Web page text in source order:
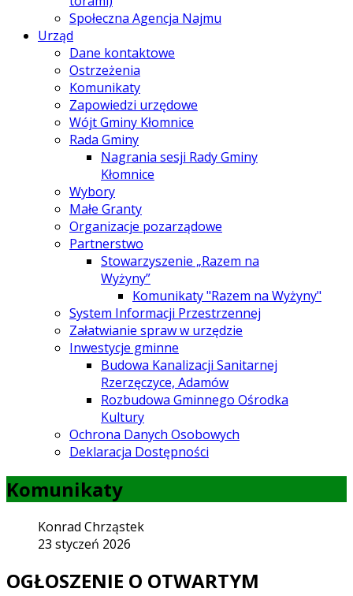
Społeczna Agencja Najmu
Urząd
Dane kontaktowe
Ostrzeżenia
Komunikaty
Zapowiedzi urzędowe
Wójt Gminy Kłomnice
Rada Gminy
Nagrania sesji Rady Gminy
Kłomnice
Wybory
Małe Granty
Organizacje pozarządowe
Partnerstwo
Stowarzyszenie „Razem na
Wyżyny”
Komunikaty "Razem na Wyżyny"
System Informacji Przestrzennej
Załatwianie spraw w urzędzie
Inwestycje gminne
Budowa Kanalizacji Sanitarnej
Rzerzęczyce, Adamów
Rozbudowa Gminnego Ośrodka
Kultury
Ochrona Danych Osobowych
Deklaracja Dostępności
Komunikaty
Konrad Chrząstek
23 styczeń 2026
OGŁOSZENIE O OTWARTYM